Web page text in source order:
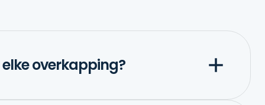
overkapping?